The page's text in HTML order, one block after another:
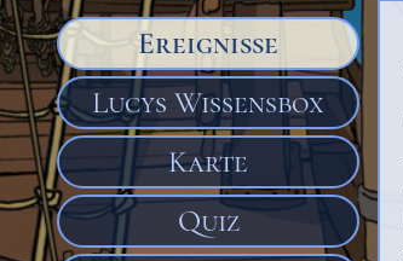
Ereignisse
Lucys Wissensbox
Karte
Quiz